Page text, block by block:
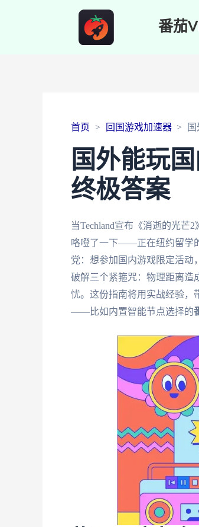
番茄
首页 回国游戏加速器
国外能玩
终极答案
当Techland宣布《消逝的光芒
咯噔了一下——正在纽约留学
党：想参加国内游戏限定活动
破解三个紧箍咒：物理距离造
忧。这份指南将用实战经验，
——比如内置智能节点选择的